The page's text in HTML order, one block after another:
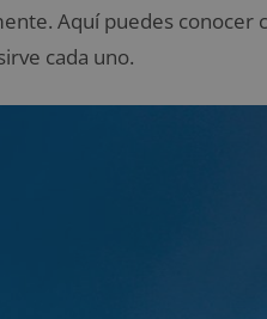
Aquí puedes conocer
cada uno.